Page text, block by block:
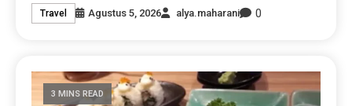
Travel Agustus 5, 2026 alya.maharani 0
3 MINS READ